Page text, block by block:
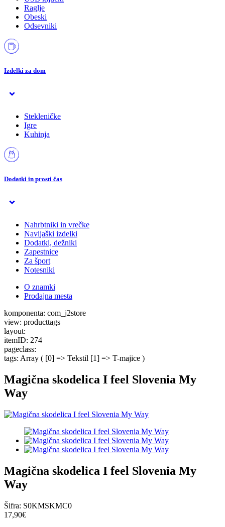
Raglje
Obeski
Odsevniki
Izdelki za dom
Stekleničke
Igre
Kuhinja
Dodatki in prosti čas
Nahrbtniki in vrečke
Navijaški izdelki
Dodatki, dežniki
Zapestnice
Za šport
Notesniki
O znamki
Prodajna mesta
komponenta: com_j2store
view: producttags
layout:
itemID: 274
pageclass:
tags: Array ( [0] => Tekstil [1] => T-majice )
Magična skodelica I feel Slovenia My
Way
Magična skodelica I feel Slovenia My
Way
Šifra: S0KMSKMC0
17,90€